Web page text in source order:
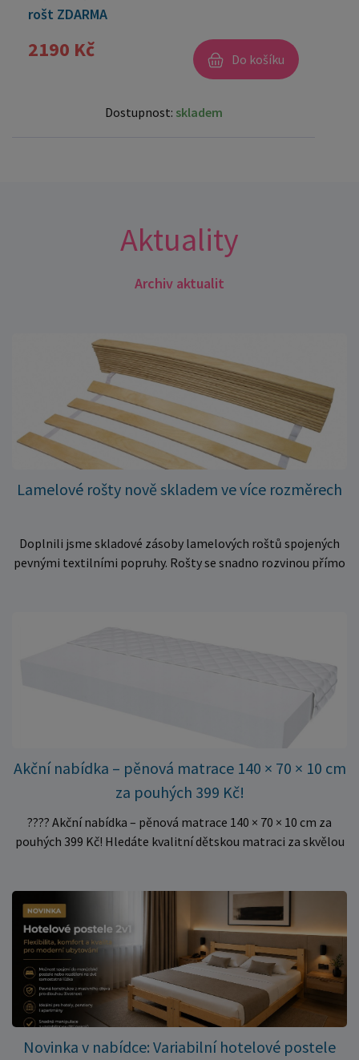
rošt ZDARMA
2190 Kč Do košíku
Dostupnost: skladem
Aktuality
Archiv aktualit
Lamelové rošty nově skladem ve více rozměrech
Doplnili jsme skladové zásoby lamelových roštů spojených
pevnými textilními popruhy. Rošty se snadno rozvinou přímo
množství kusů, proto můžeme objednávky rychle expedovat.
Vyberte si vhodný rozměr a dopřejte své matraci kvalitní
podklad za výhodnou cenu.
Akční nabídka – pěnová matrace 140 × 70 × 10 cm
za pouhých 399 Kč!
???? Akční nabídka – pěnová matrace 140 × 70 × 10 cm za
pouhých 399 Kč! Hledáte kvalitní dětskou matraci za skvělou
✅ Pohodlné pěnové jádro pro komfortní spánek dítěte ✅
Skvělá volba do dětských postýlek ✅ Výjimečně výhodná cena
– jen 399 Kč Využijte této mimořádné nabídky a pořiďte
kvalitní matraci za cenu, která patří k nejvýhodnějším na
trhu. Akce platí pouze do vyprodání zásob. Nakupujte chytře a
ušetřete!
Novinka v nabídce: Variabilní hotelové postele